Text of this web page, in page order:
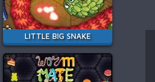
LITTLE BIG SNAKE